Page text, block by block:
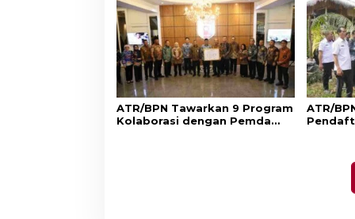
ATR/BPN Tawarkan 9 Program
Kolaborasi dengan Pemda
ATR/